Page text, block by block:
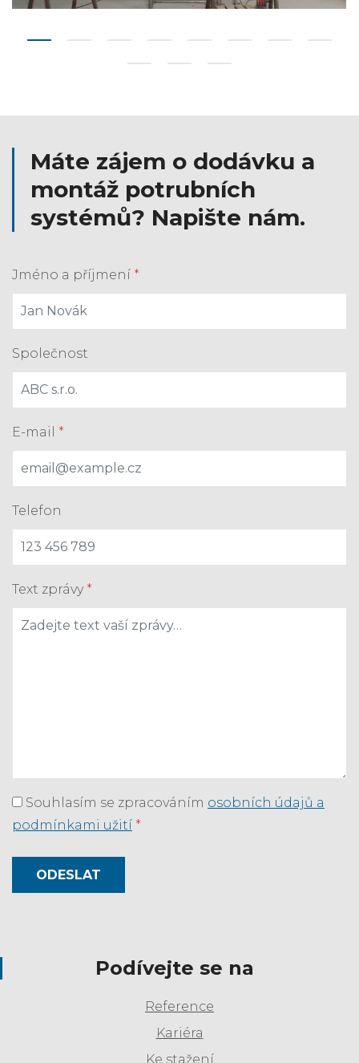
Máte zájem o dodávku a
montáž potrubních
systémů? Napište nám.
Jméno a příjmení *
Společnost
E-mail *
Telefon
Text zprávy *
Souhlasím se zpracováním osobních údajů a
podmínkami užití *
ODESLAT
Podívejte se na
Reference
Kariéra
Ke stažení